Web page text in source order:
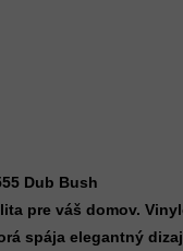
Dub Bush
pre váš domov.
spája elegantný